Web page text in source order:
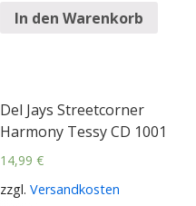
In den Warenkorb
Del Jays Streetcorner
Harmony Tessy CD 1001
14,99 €
zzgl. Versandkosten